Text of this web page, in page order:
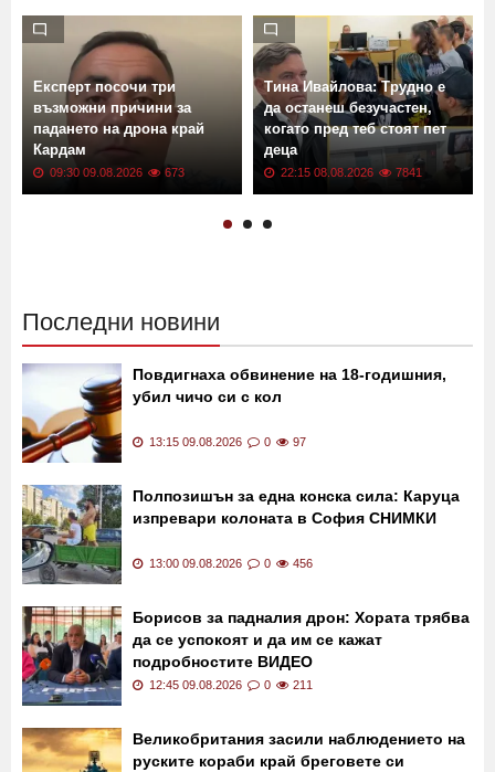
Експерт посочи три
възможни причини за
падането на дрона край
Кардам
09:30 09.08.2026 673
Тина Ивайлова: Трудно е
да останеш безучастен,
когато пред теб стоят пет
деца
22:15 08.08.2026 7841
Последни новини
Повдигнаха обвинение на 18-годишния,
убил чичо си с кол
13:15 09.08.2026 0 97
Полпозишън за една конска сила: Каруца
изпревари колоната в София СНИМКИ
13:00 09.08.2026 0 456
Борисов за падналия дрон: Хората трябва
да се успокоят и да им се кажат
подробностите ВИДЕО
12:45 09.08.2026 0 211
Великобритания засили наблюдението на
руските кораби край бреговете си